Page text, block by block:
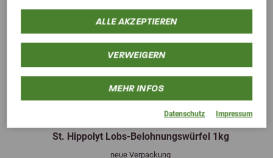
ALLE AKZEPTIEREN
VERWEIGERN
MEHR INFOS
Datenschutz Impressum
4,6 (15 Bewertungen)
St. Hippolyt Lobs-Belohnungswürfel 1kg
neue Verpackung